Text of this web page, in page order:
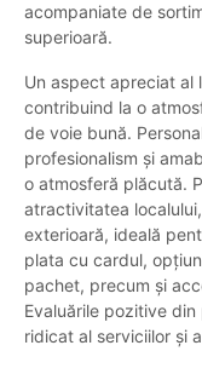
acompaniate de
superioară.
Un aspect apreciat al
contribuind la o
de voie bună.
profesionalism și
o atmosferă plăcută.
atractivitatea
exterioară, ideală
plata cu cardul,
pachet, precum și
Evaluările pozitive
ridicat al serviciilor și